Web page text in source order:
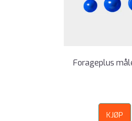
Forageplus
KJØP